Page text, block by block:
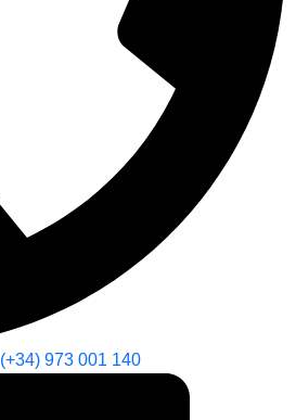
(+34) 973 001 140